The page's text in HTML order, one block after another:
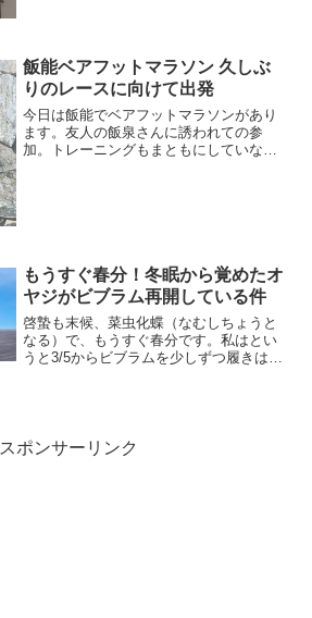
飯能ベアフットマラソン 久しぶ
りのレースに向けて出発
今日は飯能でベアフットマラソンがあり
ます。友人の飯泉さんに誘われての参
加。トレーニングもまともにしていない
もうすぐ春分！冬眠から覚めたオ
ヤジがビブラム再開している件
啓蟄も末候、菜虫化蝶（なむしちょうと
なる）で、もうすぐ春分です。私はとい
うと3/5からビブラムを少しずつ履きはじ
スポンサーリンク